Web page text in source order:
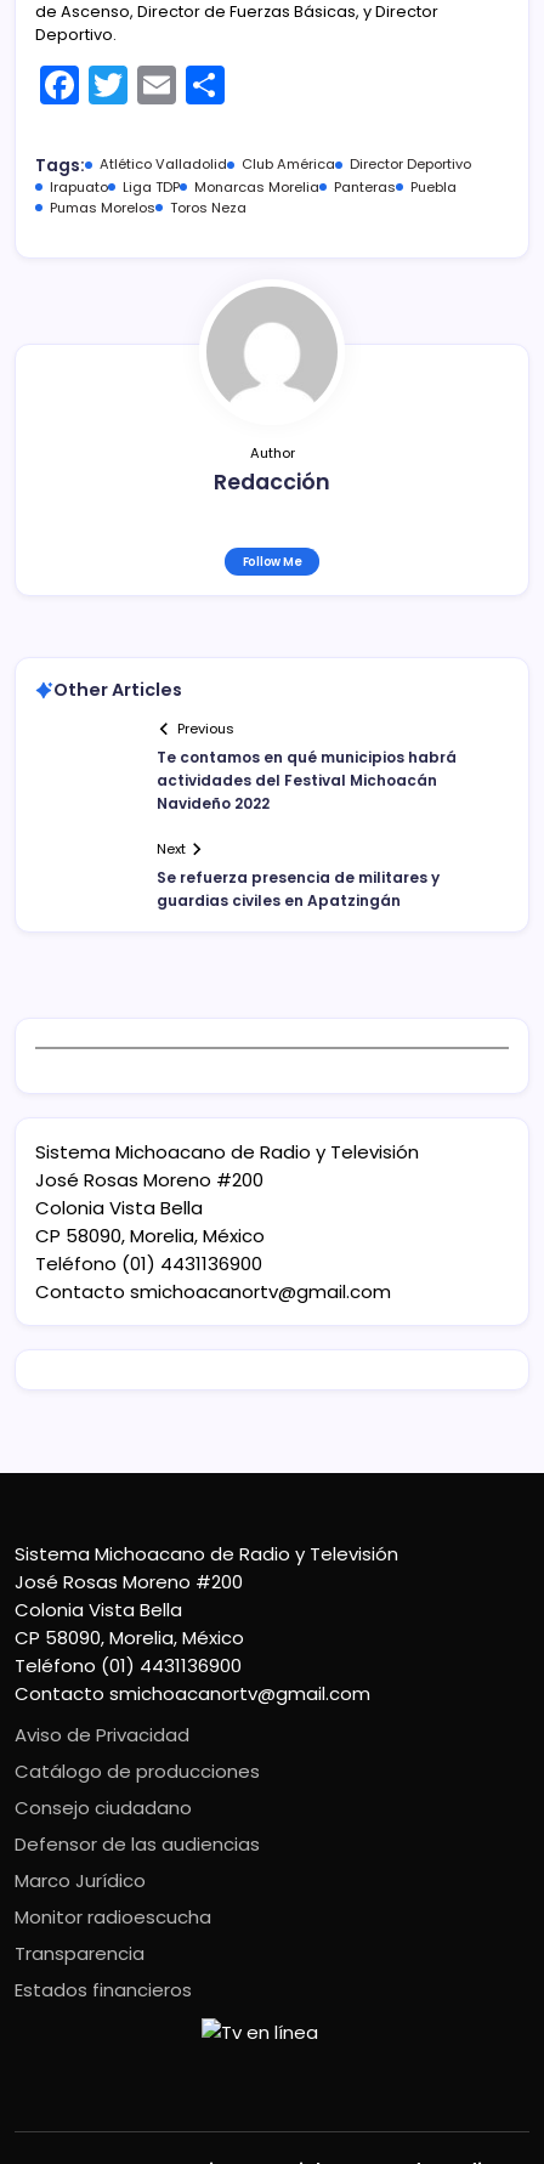
de Ascenso, Director de Fuerzas Básicas, y Director
Deportivo.
F
a
c
e
T
w
itt
er
E
m
ai
l
m
p
tir
Tags: Atlético Valladolid Club América
Director Deportivo
Irapuato
Liga TDP Monarcas Morelia Panteras
Puebla
Pumas Morelos
Toros Neza
Author
Redacción
Follow Me
Other Articles
Previous
Te contamos en qué municipios habrá
actividades del Festival Michoacán
Navideño 2022
Next
Se refuerza presencia de militares y
guardias civiles en Apatzingán
Sistema Michoacano de Radio y Televisión
José Rosas Moreno #200
Colonia Vista Bella
CP 58090, Morelia, México
Teléfono (01) 4431136900
Contacto smichoacanortv@gmail.com
Sistema Michoacano de Radio y Televisión
José Rosas Moreno #200
Colonia Vista Bella
CP 58090, Morelia, México
Teléfono (01) 4431136900
Contacto smichoacanortv@gmail.com
Aviso de Privacidad
Catálogo de producciones
Consejo ciudadano
Defensor de las audiencias
Marco Jurídico
Monitor radioescucha
Transparencia
Estados financieros